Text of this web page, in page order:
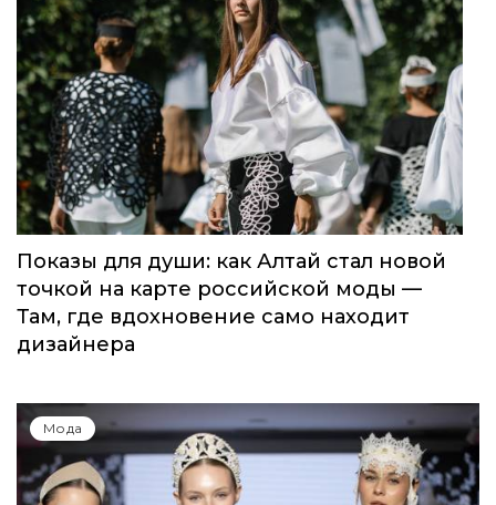
Показы для души: как Алтай стал новой
точкой на карте российской моды —
Там, где вдохновение само находит
дизайнера
Мода